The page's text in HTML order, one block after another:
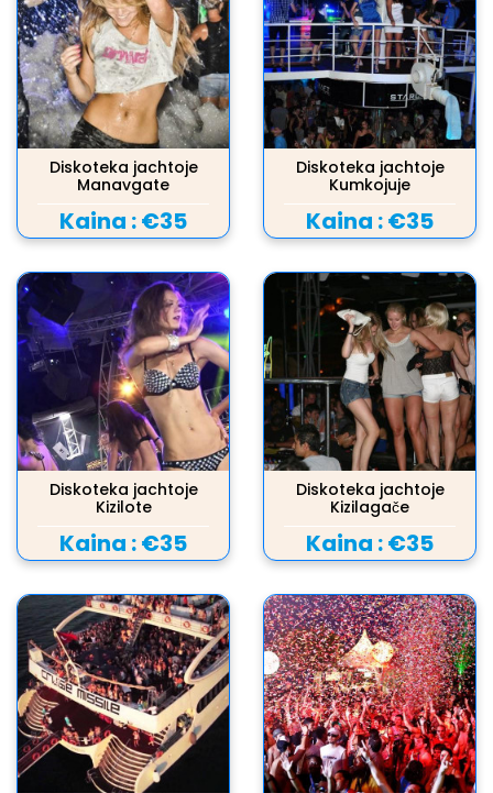
Diskoteka jachtoje
Manavgate
Kaina :€35
Diskoteka jachtoje
Kumkojuje
Kaina :€35
Diskoteka jachtoje
Kizilote
Kaina :€35
Diskoteka jachtoje
Kizilagače
Kaina :€35